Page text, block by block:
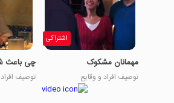
اشتراکی
مهمانان مشکوک
توصیف افراد و وقایع
چی باعث
توصیف